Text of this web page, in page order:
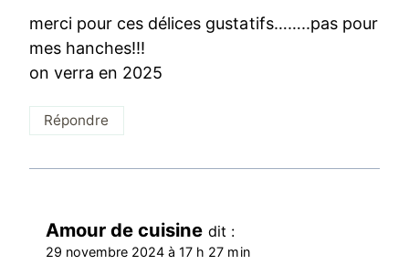
merci pour ces délices gustatifs……..pas pour
mes hanches!!!
on verra en 2025
Répondre
Amour de cuisine dit :
29 novembre 2024 à 17 h 27 min